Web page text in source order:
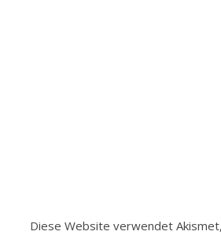
Diese Website verwendet